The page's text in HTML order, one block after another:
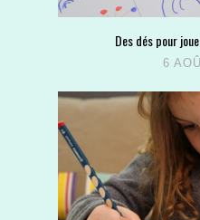
Des dés pour
6